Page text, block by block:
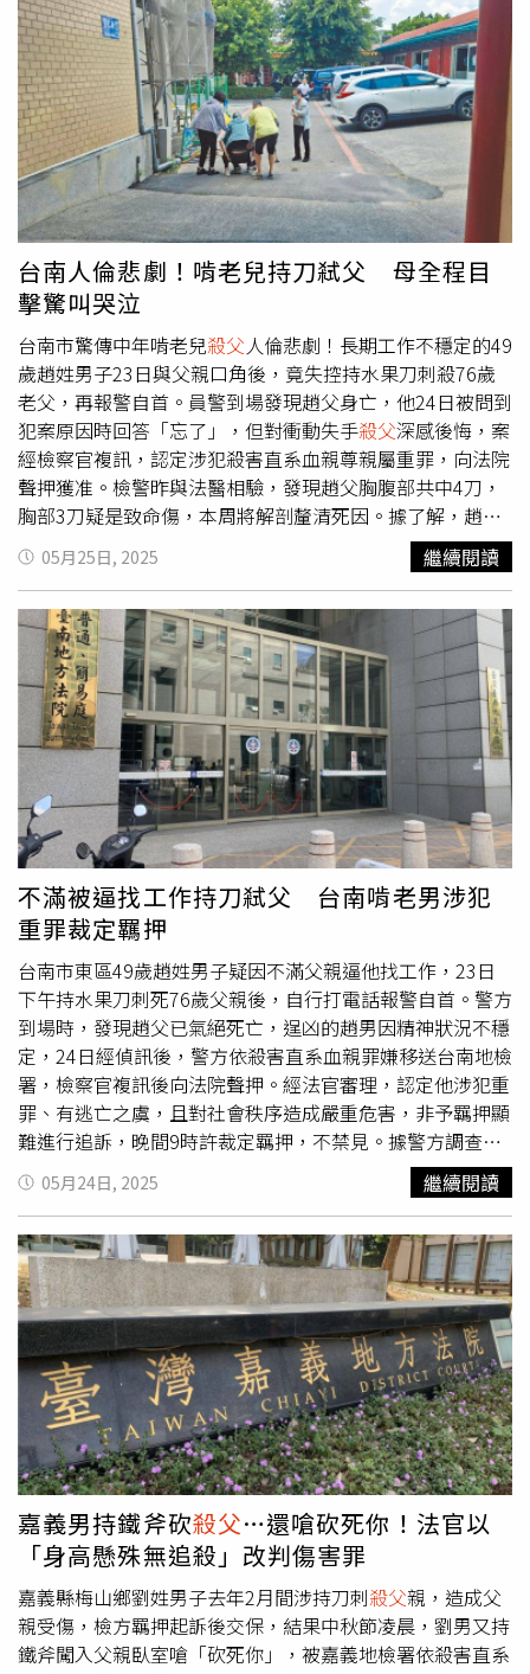
這裡簽一簽就好了」、「省得我還要找人送去北所給你
們」，但去年不准柯文哲寄辭職信，隨手丟給媒體公布，又
對外說公布辭職就成立，「想提人出來玩弄羞辱一番，不必
按什麼程序給單子，高興想提就提，先生在他們眼中就像狗
一樣，沒有人權、拖了就走，找9個月沒證據，不肯承認人
家無罪，就說案情晦暗不明、要一押再押，意思是案情越查
越晦暗不明？要押到生出你們滿意的證據為止？」陳佩琪
說，請問柯文哲犯了什麼罪？一個京華城案通過的委員會成
員都沒事，那不代表這案子通過是合法的嗎？一個沒有介入
的市長卻要被羈押9個月不放，「為什麼他當了25年救人無
數的醫師、8年台北市長、在野黨的創黨黨主席，他的生命
和人權在台灣社會好像螻蟻般，如此被輕蔑、欺壓著，先生
都被如此對待了，那其他的人呢......」。最後，陳佩琪再談
及要成立「司法人權促進會」，認為台灣過去的冤案也不
少，難道沒有這種類似的司法人權組織嗎？包括李師科案、
淡水媽媽嘴案和軍法審理的江國慶案，「殷鑑不遠，為什麼
時至今日，還會有柯文哲這種冤獄案存在呢？」
台南人倫悲劇！啃老兒持刀弒父 母全程目
擊驚叫哭泣
台南市驚傳中年啃老兒殺父人倫悲劇！長期工作不穩定的49
歲趙姓男子23日與父親口角後，竟失控持水果刀刺殺76歲
老父，再報警自首。員警到場發現趙父身亡，他24日被問到
犯案原因時回答「忘了」，但對衝動失手殺父深感後悔，案
經檢察官複訊，認定涉犯殺害直系血親尊親屬重罪，向法院
聲押獲准。檢警昨與法醫相驗，發現趙父胸腹部共中4刀，
胸部3刀疑是致命傷，本周將解剖釐清死因。據了解，趙男
是家中長子，因情緒問題曾多次到身心科就診，需按時服藥
控制。他從2021年起斷斷續續打零工，並無穩定工作，經
常閒在家、常被父親責備。前天下午趙男疑不滿父親要他找
工作，雙方爭執後，趙男失控持水果刀刺
親，在場的趙
母見狀驚叫、哭泣，鄰居聞聲趕來察看。趙男行凶後撥打
110報案，向警方自首殺父。員警到場發現趙父已傷重不
治。行動不便的趙母昨天在趙男弟弟陪同下前往台南市立殯
儀館就訊時，一家人神情肅穆不發一語，離開時趙母幾乎癱
軟，趙弟還想背起母親搭車，旁人見狀都覺得不捨。鄰居
說，趙男常與父親爭吵，甚至鬧上派出所，上月趙父挨打受
傷才剛被通報家暴。台南市家庭暴力暨性侵害防治中心主任
施清發指出，趙男曾有家暴紀錄，社工曾介入輔導關懷服
務，但因趙家並無意願繼續接受關懷才停止服務。案發後，
社會局已協調其他家屬照顧趙母。
05月25日, 2025 繼續閱讀
不滿被逼找工作持刀弒父 台南啃老男涉犯
重罪裁定羈押
台南市東區49歲趙姓男子疑因不滿父親逼他找工作，23日
下午持水果刀刺死76歲父親後，自行打電話報警自首。警方
到場時，發現趙父已氣絕死亡，逞凶的趙男因精神狀況不穩
定，24日經偵訊後，警方依殺害直系血親罪嫌移送台南地檢
署，檢察官複訊後向法院聲押。經法官審理，認定他涉犯重
罪、有逃亡之虞，且對社會秩序造成嚴重危害，非予羈押顯
難進行追訴，晚間9時許裁定羈押，不禁見。據警方調查，
49歲無業的趙男是家中長子，與父母同住，有多次家暴通報
紀錄。趙男疑因身心有狀況長年失業，有按時服藥；母親也
妹，已趕回家中處理。此案發生在23日下午3點左右，趙父
又談及要求兒子去找工作，2人再度發生口角。不料，趙男
竟涉嫌持水果刀刺殺趙父2刀。在場的趙母見狀後，驚叫、
哭泣，鄰居聽到聲音也趕來趙家門口察看。趙男逞凶後，當
下就撥打110報案，並向警方自首殺死父親。警方接報到場
後，見趙男身上有血跡，還交代殺害父親的水果刀就在客
廳。警方趕緊呼叫救護車，但救護車到場時，趙父已傷重不
治。鑑於趙男殺父後精神狀況不佳，夜間無法偵訊，先行停
止夜間偵訊，警方24日上午8點提訊趙男，並報請檢察官相
驗，釐清趙父死因。下午將他移送台南地檢署，檢察官複訊
後，向台南地方法院聲請羈押。經法官開庭審理後，裁定將
趙男羈押，但未禁止接見通信。裁定理由指出，趙男涉犯殺
害直系血親尊親，屬犯罪嫌疑重大，是最輕本刑5年以上的
重罪，有逃亡的高度可能，依其家庭狀況及面臨重罪之訴
追，有相當理由認有逃亡之虞；他所犯殺害直系血親尊親屬
05月24日, 2025 繼續閱讀
嘉義男持鐵斧砍殺父…還嗆砍死你！法官以
「身高懸殊無追殺」改判傷害罪
嘉義縣梅山鄉劉姓男子去年2月間涉持刀刺殺父親，造成父
親受傷，檢方羈押起訴後交保，結果中秋節凌晨，劉男又持
鐵斧闖入父親臥室嗆「砍死你」，被嘉義地檢署依殺害直系